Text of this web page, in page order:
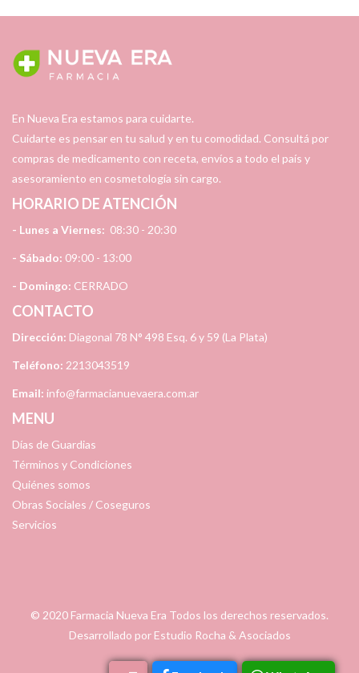
En Nueva Era estamos para cuidarte.
Cuidarte es pensar en tu salud y en tu comodidad. Consultá por
compras de medicamento con receta, envíos a todo el país y
asesoramiento en cosmetología sin cargo.
HORARIO DE ATENCIÓN
- Lunes a Viernes: 08:30 - 20:30
- Sábado: 09:00 - 13:00
- Domingo: CERRADO
CONTACTO
Dirección: Diagonal 78 N° 498 Esq. 6 y 59 (La Plata)
Teléfono: 2213043519
Email: info@farmacianuevaera.com.ar
MENU
Días de Guardias
Términos y Condiciones
Quiénes somos
Obras Sociales / Coseguros
Servicios
© 2020 Farmacia Nueva Era Todos los derechos reservados.
Desarrollado por Estudio Rocha & Asociados